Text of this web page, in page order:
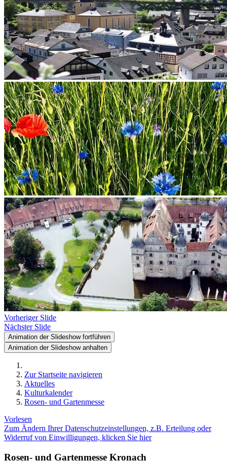
Vorheriger Slide
Nächster Slide
Animation der Slideshow fortführen
Animation der Slideshow anhalten
Zur Startseite navigieren
Aktuelles
Kulturkalender
Rosen- und Gartenmesse
Vorlesen
Zum Ändern Ihrer Datenschutzeinstellungen, z.B. Erteilung oder
Widerruf von Einwilligungen, klicken Sie hier
Rosen- und Gartenmesse Kronach